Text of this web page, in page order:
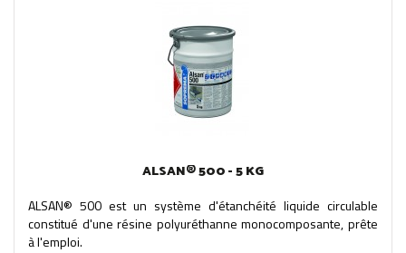
ALSAN® 500 - 5 KG
ALSAN® 500 est un système d'étanchéité liquide circulable
constitué d'une résine polyuréthanne monocomposante, prête
à l'emploi.